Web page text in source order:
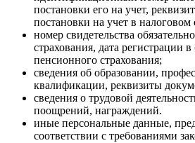
постановки его на учет,
постановки на учет в налоговом
номер свидетельства
страхования, дата регистрации в
пенсионного страхования;
сведения об образовании,
квалификации, реквизиты
сведения о трудовой
поощрений, награждений.
иные персональные данные,
соответствии с требованиями